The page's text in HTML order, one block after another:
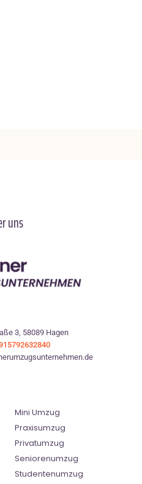
uns
3, 58089 Hagen
Mini Umzug
Praxisumzug
Privatumzug
Seniorenumzug
Studentenumzug